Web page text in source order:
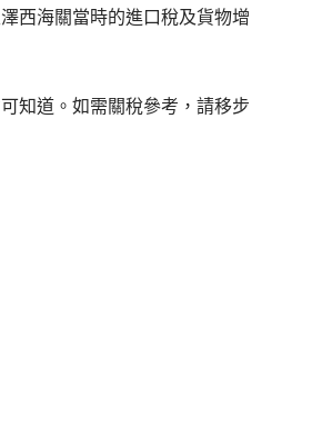
西海關當時的進口稅及貨物增
知道。如需關稅參考，請移步